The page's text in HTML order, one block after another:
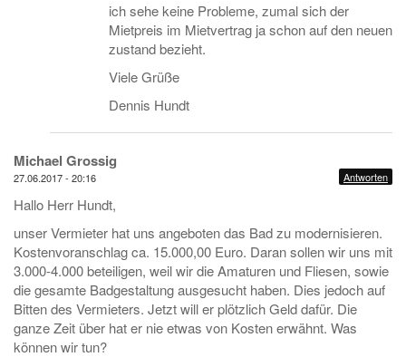
ich sehe keine Probleme, zumal sich der
Mietpreis im Mietvertrag ja schon auf den neuen
zustand bezieht.
Viele Grüße
Dennis Hundt
Michael Grossig
27.06.2017 - 20:16 Antworten
Hallo Herr Hundt,
unser Vermieter hat uns angeboten das Bad zu modernisieren.
Kostenvoranschlag ca. 15.000,00 Euro. Daran sollen wir uns mit
3.000-4.000 beteiligen, weil wir die Amaturen und Fliesen, sowie
die gesamte Badgestaltung ausgesucht haben. Dies jedoch auf
Bitten des Vermieters. Jetzt will er plötzlich Geld dafür. Die
ganze Zeit über hat er nie etwas von Kosten erwähnt. Was
können wir tun?